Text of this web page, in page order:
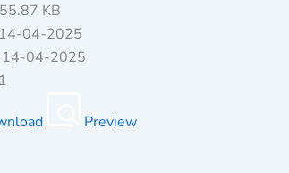
KB
04-2025
14-04-2025
Preview